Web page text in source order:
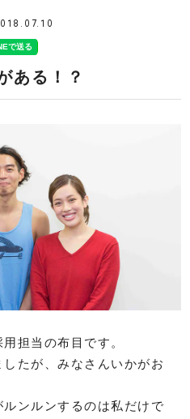
ある！？
担当の布目です。
たが、みなさんいかがお
ンルンするのは私だけで